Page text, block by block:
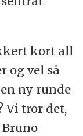
kort all
og vel så
ny runde
Vi tror det,